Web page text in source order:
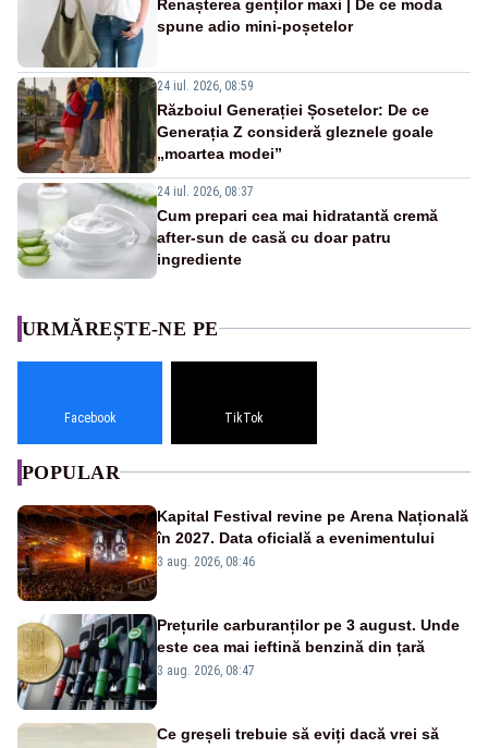
Renașterea genților maxi | De ce moda
spune adio mini-poșetelor
24 iul. 2026, 08:59
Războiul Generației Șosetelor: De ce
Generația Z consideră gleznele goale
„moartea modei”
24 iul. 2026, 08:37
Cum prepari cea mai hidratantă cremă
after-sun de casă cu doar patru
ingrediente
URMĂREȘTE-NE PE
Facebook TikTok
POPULAR
Kapital Festival revine pe Arena Națională
în 2027. Data oficială a evenimentului
3 aug. 2026, 08:46
Prețurile carburanților pe 3 august. Unde
este cea mai ieftină benzină din țară
3 aug. 2026, 08:47
Ce greșeli trebuie să eviți dacă vrei să